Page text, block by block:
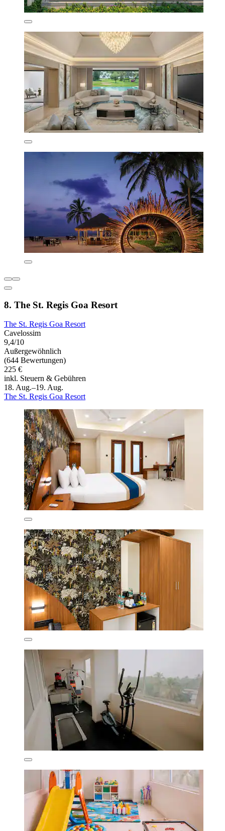
8. The St. Regis Goa Resort
The St. Regis Goa Resort
Cavelossim
9,4/10
Außergewöhnlich
(644 Bewertungen)
225 €
inkl. Steuern & Gebühren
18. Aug.–19. Aug.
The St. Regis Goa Resort